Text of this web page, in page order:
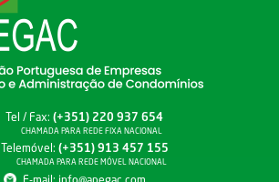
Tel / Fax:(+351) 220 937 654
CHAMADA PARA REDE FIXA NACIONAL
Telemóvel: (+351) 913 457 155
CHAMADA PARA REDE MÓVEL NACIONAL